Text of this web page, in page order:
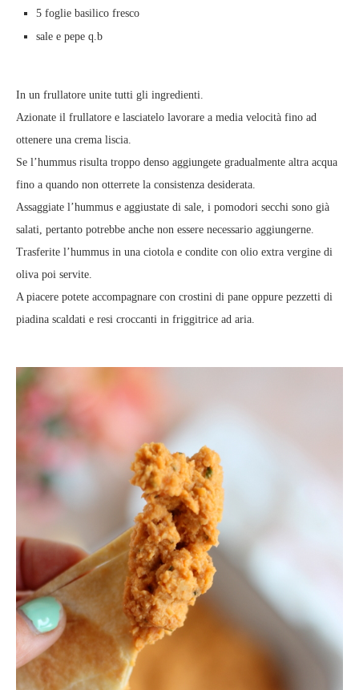
5 foglie basilico fresco
sale e pepe q.b
In un frullatore unite tutti gli ingredienti.
Azionate il frullatore e lasciatelo lavorare a media velocità fino ad
ottenere una crema liscia.
Se l’hummus risulta troppo denso aggiungete gradualmente altra acqua
fino a quando non otterrete la consistenza desiderata.
Assaggiate l’hummus e aggiustate di sale, i pomodori secchi sono già
salati, pertanto potrebbe anche non essere necessario aggiungerne.
Trasferite l’hummus in una ciotola e condite con olio extra vergine di
oliva poi servite.
A piacere potete accompagnare con crostini di pane oppure pezzetti di
piadina scaldati e resi croccanti in friggitrice ad aria.